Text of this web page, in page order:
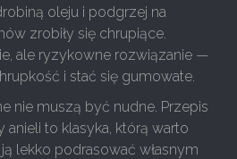
oleju i podgrzej na
zrobiły się chrupiące.
ale ryzykowne rozwiązanie —
i stać się gumowate.
nie muszą być nudne. Przepis
anieli to klasyka, którą warto
lekko podrasować własnym